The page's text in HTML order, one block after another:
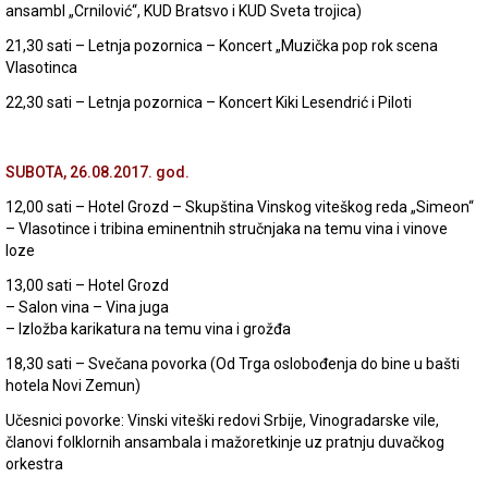
ansambl „Crnilović“, KUD Bratsvo i KUD Sveta trojica)
21,30 sati – Letnja pozornica – Koncert „Muzička pop rok scena
Vlasotinca
22,30 sati – Letnja pozornica – Koncert Kiki Lesendrić i Piloti
SUBOTA, 26.08.2017. god.
12,00 sati – Hotel Grozd – Skupština Vinskog viteškog reda „Simeon“
– Vlasotince i tribina eminentnih stručnjaka na temu vina i vinove
loze
13,00 sati – Hotel Grozd
– Salon vina – Vina juga
– Izložba karikatura na temu vina i grožđa
18,30 sati – Svečana povorka (Od Trga oslobođenja do bine u bašti
hotela Novi Zemun)
Učesnici povorke: Vinski viteški redovi Srbije, Vinogradarske vile,
članovi folklornih ansambala i mažoretkinje uz pratnju duvačkog
orkestra